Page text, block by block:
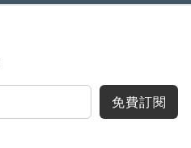
免費訂閱